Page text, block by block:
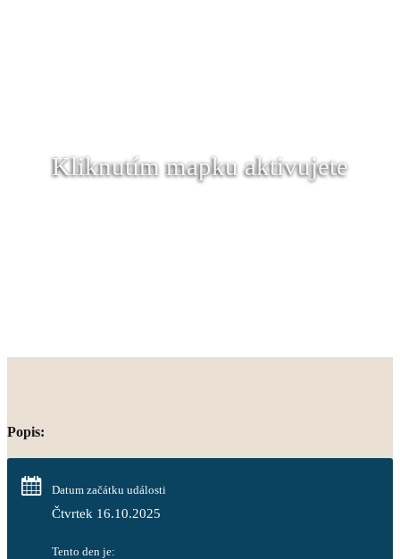
Kliknutím mapku aktivujete
Popis:
Datum začátku události
Čtvrtek 16.10.2025
Tento den je: